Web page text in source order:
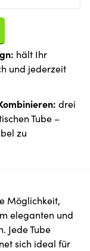
hält Ihr
und jederzeit
drei
Tube –
zu
Möglichkeit,
eleganten und
Jede Tube
sich ideal für